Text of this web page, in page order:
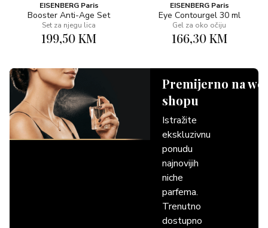
EISENBERG Paris
Booster Anti-Age Set
Set za njegu lica
199,50 KM
EISENBERG Paris
Eye Contourgel 30 ml
Gel za oko očiju
166,30 KM
Premijerno na
shopu
Istražite
ekskluzivnu
ponudu
najnovijih
niche
parfema.
Trenutno
dostupno